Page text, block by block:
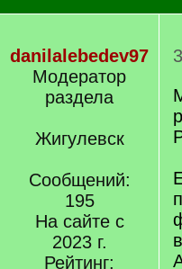
danilalebedev97
Модератор
раздела
Жигулевск
Сообщений:
195
На сайте с
2023 г.
Рейтинг: